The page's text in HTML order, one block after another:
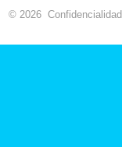
© 2026 Confidencialidad